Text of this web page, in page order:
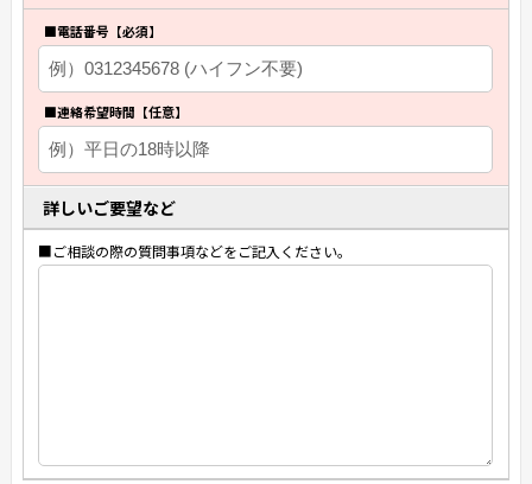
■電話番号【必須】
■連絡希望時間【任意】
詳しいご要望など
■ご相談の際の質問事項などをご記入ください。